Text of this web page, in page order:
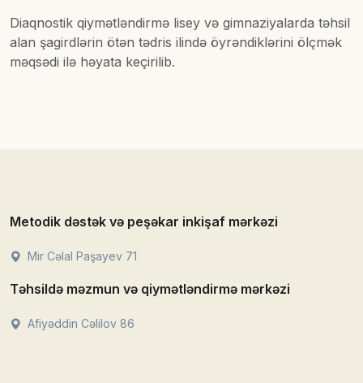
Diaqnostik qiymətləndirmə lisey və gimnaziyalarda təhsil
alan şagirdlərin ötən tədris ilində öyrəndiklərini ölçmək
məqsədi ilə həyata keçirilib.
Metodik dəstək və peşəkar inkişaf mərkəzi
Mir Cəlal Paşayev 71
Təhsildə məzmun və qiymətləndirmə mərkəzi
Afiyəddin Cəlilov 86